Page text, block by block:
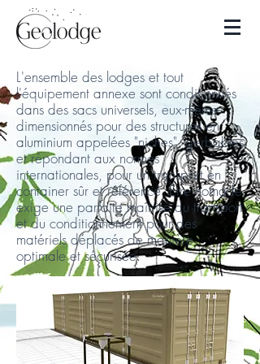
L'ensemble des lodges et tout
l'équipement annexe sont conditionnés
dans des sacs universels, eux-même
dimensionnés pour des structures en
aluminium appelées "niches", gerbables
et répondant aux normes
internationales, pour un transport en
container sûr et référencé. Être nomade
exige une parfaite maîtrise du transport
et du conditionnement pour des
matériels déplacés de manière
optimale et sécurisée.